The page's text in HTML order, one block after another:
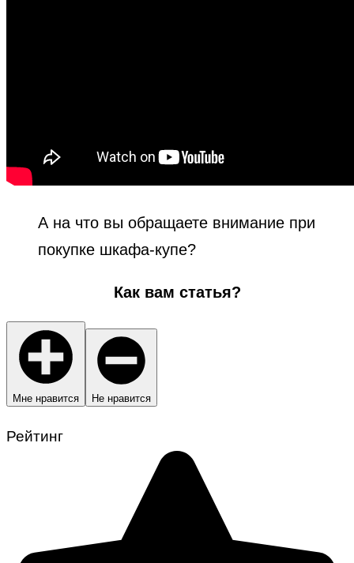
А на что вы обращаете внимание при
покупке шкафа-купе?
Как вам статья?
Мне нравится Не нравится
Рейтинг